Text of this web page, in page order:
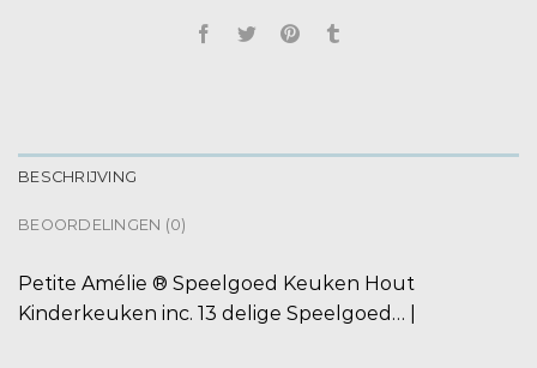
BESCHRIJVING
BEOORDELINGEN (0)
Petite Amélie ® Speelgoed Keuken Hout
Kinderkeuken inc. 13 delige Speelgoed… |